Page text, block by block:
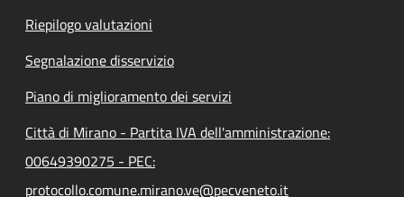
Riepilogo valutazioni
Segnalazione disservizio
Piano di miglioramento dei servizi
Città di Mirano - Partita IVA dell'amministrazione:
00649390275 - PEC:
protocollo.comune.mirano.ve@pecveneto.it